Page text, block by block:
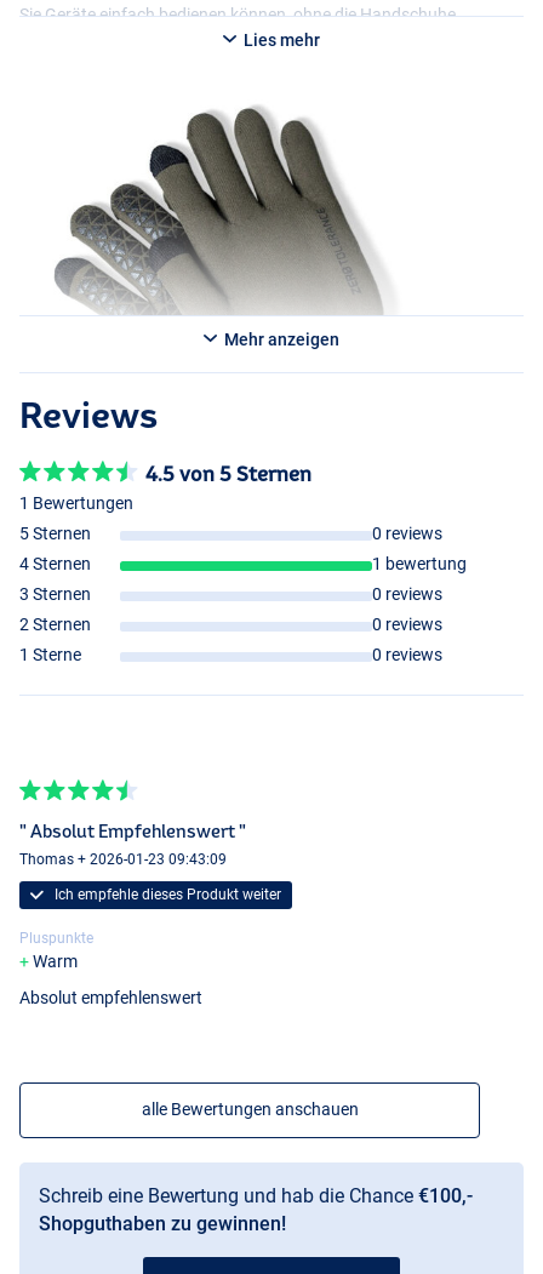
Sie Geräte einfach bedienen können, ohne die Handschuhe
Lies mehr
Mehr anzeigen
Reviews
4.5 von 5 Sternen
1 Bewertungen
5 Sternen
0 reviews
4 Sternen
1 bewertung
3 Sternen
0 reviews
2 Sternen
0 reviews
1 Sterne
0 reviews
" Absolut Empfehlenswert "
Thomas + 2026-01-23 09:43:09
Ich empfehle dieses Produkt weiter
Pluspunkte
Warm
Absolut empfehlenswert
alle Bewertungen anschauen
Schreib eine Bewertung und hab die Chance €100,-
Shopguthaben zu gewinnen!